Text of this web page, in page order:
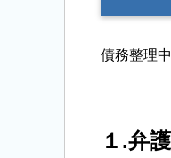
債務整理
１.弁